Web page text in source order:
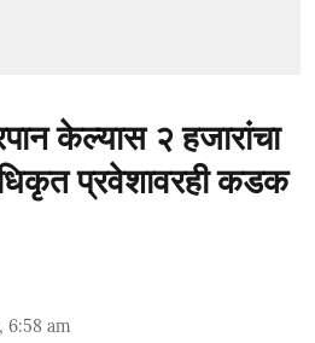
केल्यास २ हजारांचा
प्रवेशावरही कडक
6:58 am